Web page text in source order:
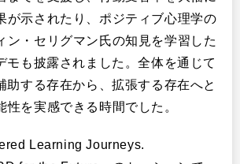
が示されたり、ポジティブ心理学の
ン・セリグマン氏の知見を学習した
モも披露されました。全体を通じて
助する存在から、拡張する存在へと
性を実感できる時間でした。
Learning Journeys.